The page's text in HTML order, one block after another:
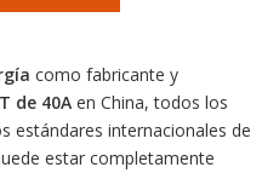
como fabricante y
de 40A en China, todos los
estándares internacionales de
estar completamente